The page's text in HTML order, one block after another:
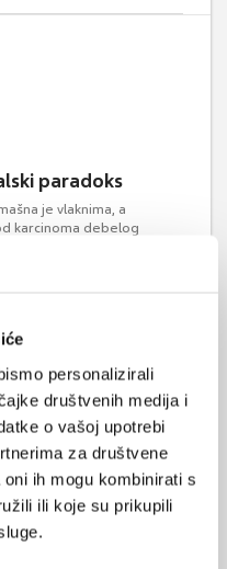
personalizirali
društvenih medija i
o vašoj upotrebi
za društvene
ih mogu kombinirati s
ili koje su prikupili
paradoks
je vlaknima, a
karcinoma debelog
zapadnih zemalja, i
karcinoma